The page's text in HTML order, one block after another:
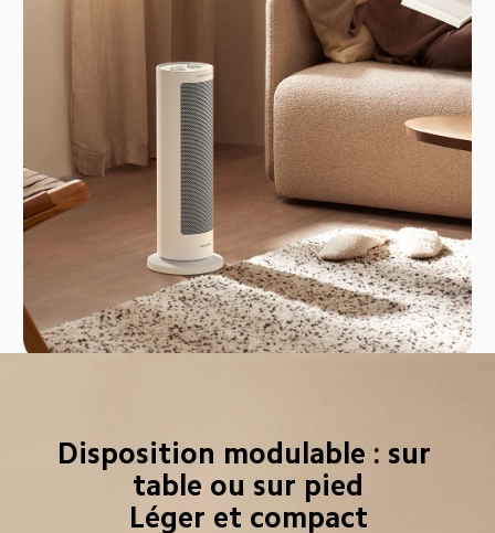
Disposition modulable : sur
table ou sur pied
Léger et compact